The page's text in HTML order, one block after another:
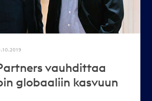
vauhdittaa
globaaliin kasvuun